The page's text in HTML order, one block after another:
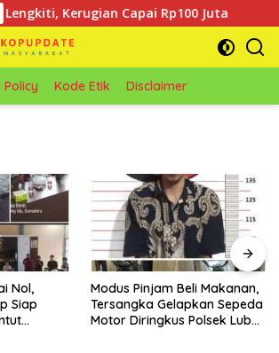
Kerugian Capai Rp100 Juta
Kode Etik Disclaimer
Nol,
Siap
Modus Pinjam Beli Makanan,
Tersangka Gelapkan Sepeda
Motor Diringkus Polsek Lubuk